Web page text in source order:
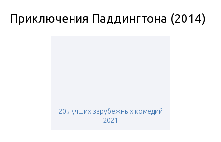
Приключения Паддингтона (2014)
20 лучших зарубежных комедий
2021